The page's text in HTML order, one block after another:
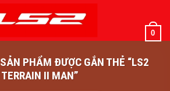
0
SẢN PHẨM ĐƯỢC GẮN THẺ “LS2
TERRAIN II MAN”